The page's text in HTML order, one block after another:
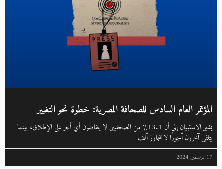
المؤتمر العام السادس للصحافة المصرية: خطوة نحو التغيير
يشير الاستبيان إلى أن 13.1٪ من الصحفيين لا يتقاضون أي أجر على الإطلاق، بينما
يتلقى آخرون أجورًا لا تتجاوز ألف
17 ديسمبر, 2024